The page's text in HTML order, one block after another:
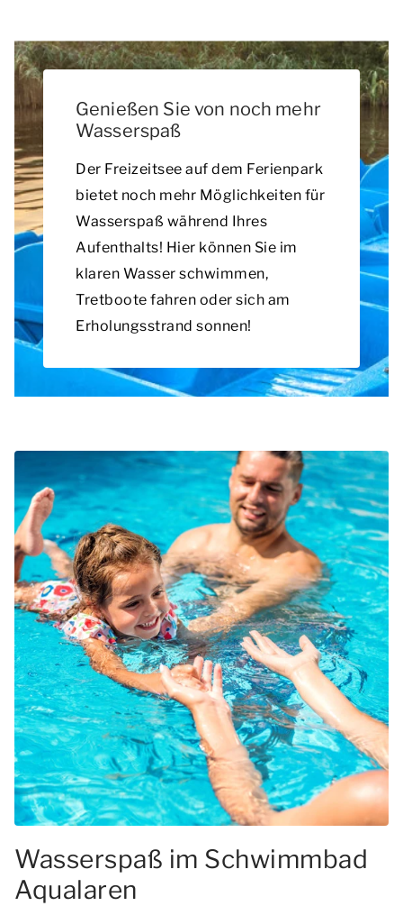
Genießen Sie von noch mehr
Wasserspaß
Der Freizeitsee auf dem Ferienpark
bietet noch mehr Möglichkeiten für
Wasserspaß während Ihres
Aufenthalts! Hier können Sie im
klaren Wasser schwimmen,
Tretboote fahren oder sich am
Erholungsstrand sonnen!
Wasserspaß im Schwimmbad
Aqualaren